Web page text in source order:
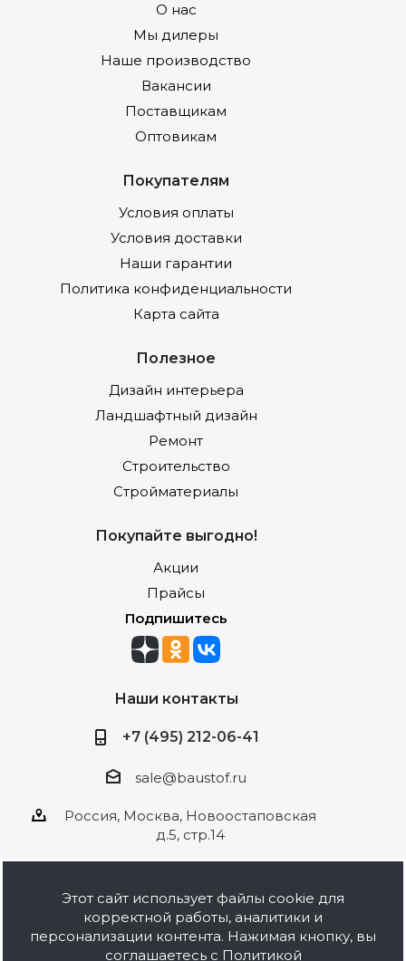
О нас
Мы дилеры
Наше производство
Вакансии
Поставщикам
Оптовикам
Покупателям
Условия оплаты
Условия доставки
Наши гарантии
Политика конфиденциальности
Карта сайта
Полезное
Дизайн интерьера
Ландшафтный дизайн
Ремонт
Строительство
Стройматериалы
Покупайте выгодно!
Акции
Прайсы
Подпишитесь
Наши контакты
+7 (495) 212-06-41
sale@baustof.ru
Россия, Москва, Новоостаповская
д.5, стр.14
2026 © ООО Баустов. Собственное
производство лакокрасочной продукции,
Этот сайт использует файлы cookie для
корректной работы, аналитики и
персонализации контента. Нажимая кнопку, вы
соглашаетесь с Политикой